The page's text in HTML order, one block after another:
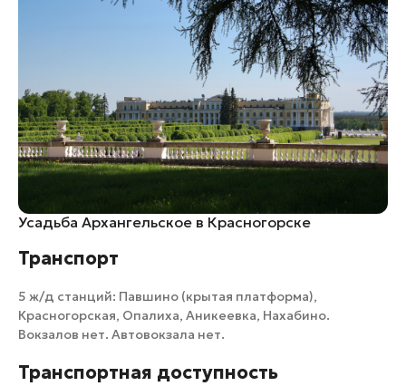
Усадьба Архангельское в Красногорске
Транспорт
5 ж/д станций: Павшино (крытая платформа),
Красногорская, Опалиха, Аникеевка, Нахабино.
Вокзалов нет. Автовокзала нет.
Транспортная доступность